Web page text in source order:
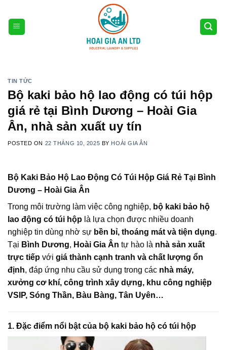
content
TIN TỨC
Bộ kaki bảo hộ lao động có túi hộp
giá rẻ tại Bình Dương – Hoài Gia
Ân, nhà sản xuất uy tín
POSTED ON 22 THÁNG 10, 2025 BY HOÀI GIA ÂN
Bộ Kaki Bảo Hộ Lao Động Có Túi Hộp Giá Rẻ Tại Bình
Dương – Hoài Gia Ân
Trong môi trường làm việc công nghiệp, bộ kaki bảo hộ
lao động có túi hộp là lựa chọn được nhiều doanh
nghiệp tin dùng nhờ sự bền bỉ, thoáng mát và tiện dụng.
Tại Bình Dương, Hoài Gia Ân tự hào là nhà sản xuất
trực tiếp với giá thành cạnh tranh và chất lượng ổn
định, đáp ứng nhu cầu sử dụng trong các nhà máy,
xưởng cơ khí, công trình xây dựng, khu công nghiệp
VSIP, Sóng Thần, Bàu Bàng, Tân Uyên…
1. Đặc điểm nổi bật của bộ kaki bảo hộ có túi hộp